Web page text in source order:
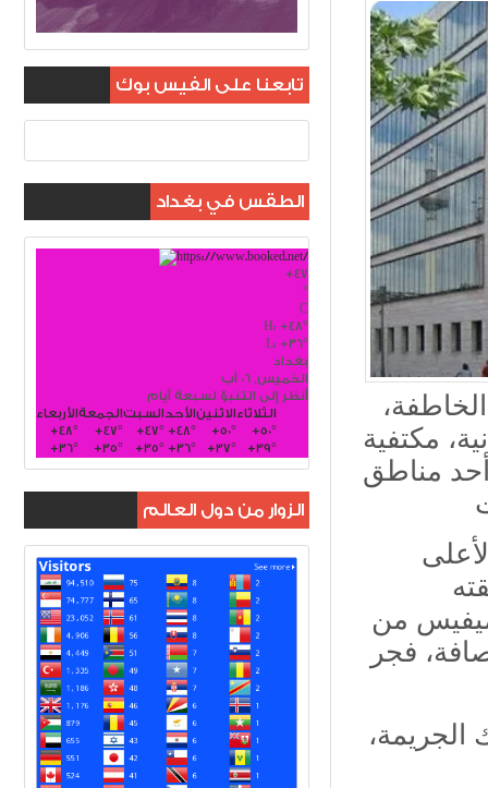
مكتفية
مناطق
من
فجر
الجريمة،
تابعنا على الفيس بوك
الطقس في بغداد
+47
°
C
H: +48°
L: +36°
بغداد
الخميس, 06 آب
أنظر إلى التنبؤ لسبعة أيام
الأربعاءالجمعةالسبتالأحدالاثنينالثلاثاء
+48° +47° +47° +48° +50° +50°
+36° +35° +35° +36° +37° +39°
الزوار من دول العالم